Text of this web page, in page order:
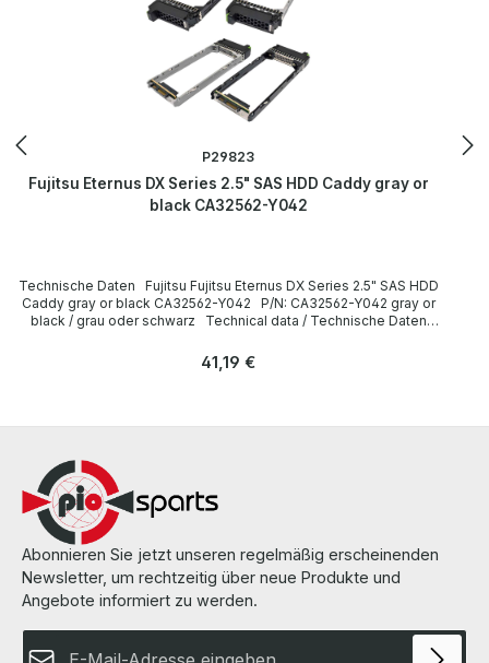
P29823
Fujitsu Eternus DX Series 2.5" SAS HDD Caddy gray or
black CA32562-Y042
Technische Daten Fujitsu Fujitsu Eternus DX Series 2.5" SAS HDD
Caddy gray or black CA32562-Y042 P/N: CA32562-Y042 gray or
black / grau oder schwarz Technical data / Technische Daten
LieferumfangDelivery Contents / Lieferumfang 1 x Fujitsu Eternus
getestet. More information and details can be found on the pages
Regulärer Preis:
41,19 €
Abonnieren Sie jetzt unseren regelmäßig erscheinenden
Newsletter, um rechtzeitig über neue Produkte und
Angebote informiert zu werden.